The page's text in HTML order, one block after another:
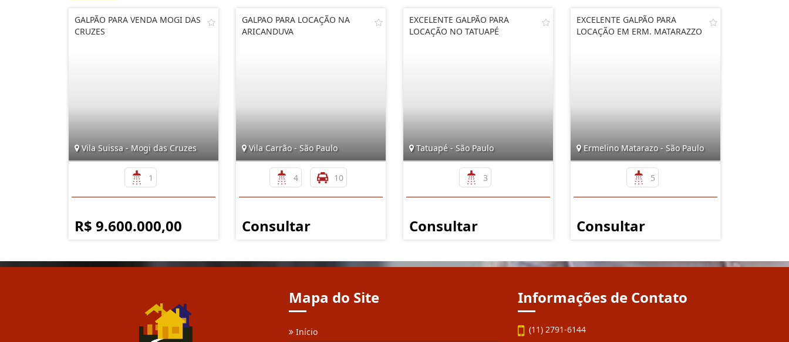
GALPÃO PARA VENDA MOGI DAS
CRUZES
Vila Suissa - Mogi das Cruzes
1
R$ 9.600.000,00
GALPAO PARA LOCAÇÃO NA
ARICANDUVA
Vila Carrão - São Paulo
4 10
Consultar
EXCELENTE GALPÃO PARA
LOCAÇÃO NO TATUAPÉ
Tatuapé - São Paulo
3
Consultar
EXCELENTE GALPÃO PARA
LOCAÇÃO EM ERM. MATARAZZO
Ermelino Matarazo - São Paulo
5
Consultar
Mapa do Site
Início
Informações de Contato
(11) 2791-6144